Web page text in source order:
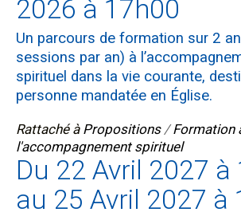
2026 à 17h00
Un parcours de formation sur 2
sessions par an) à
spirituel dans la vie courante,
personne mandatée en Église.
Rattaché à Propositions /Formation
l'accompagnement spirituel
Du 22 Avril 2027 à
au 25 Avril 2027 à